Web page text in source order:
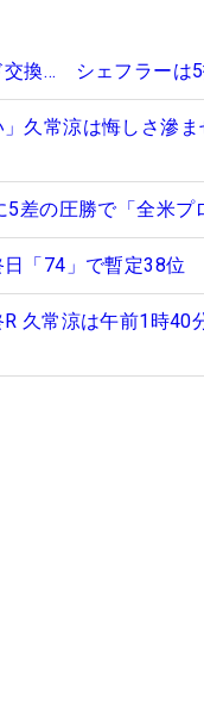
換… シェフラーは5
」久常涼は悔しさ滲
5差の圧勝で「全米
日「74」で暫定38
R 久常涼は午前1時